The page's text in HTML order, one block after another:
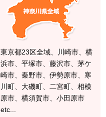
東京都23区全域、川崎市、横
浜市、平塚市、藤沢市、茅ケ
崎市、秦野市、伊勢原市、寒
川町、大磯町、二宮町、相模
原市、横須賀市、小田原市
etc...